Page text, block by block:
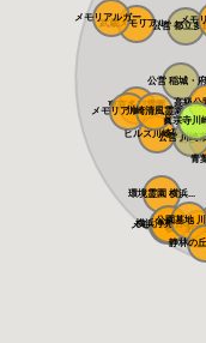
東京多摩霊園
メモリアルフォ...
武蔵メモリアル...公営 都立多
公営 稲城・
メモ
メモリアルガー...
環境霊園 横浜...
朝陽
メモリアルサン...
横浜あさ
横浜浄苑 ふれ...
あざ
ヒルズ川崎聖地
川崎清風霊園
高級公
公園墓地
静林の
公営 川崎
青
眞宗寺川